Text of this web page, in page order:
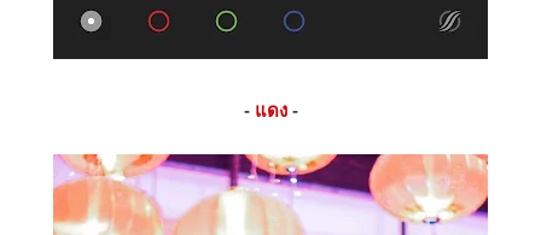
- แดง-